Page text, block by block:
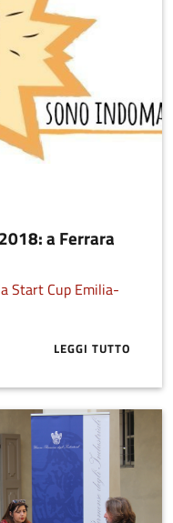
a Ferrara
Start Cup Emilia-
LEGGI TUTTO
ABOUT